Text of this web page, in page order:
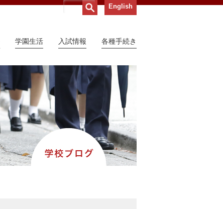
English
学園生活 入試情報 各種手続き